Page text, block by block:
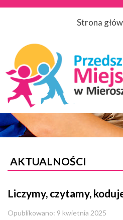
Strona
AKTUALNOŚCI
Liczymy, czytamy,
Opublikowano: 9 kwietnia 2025